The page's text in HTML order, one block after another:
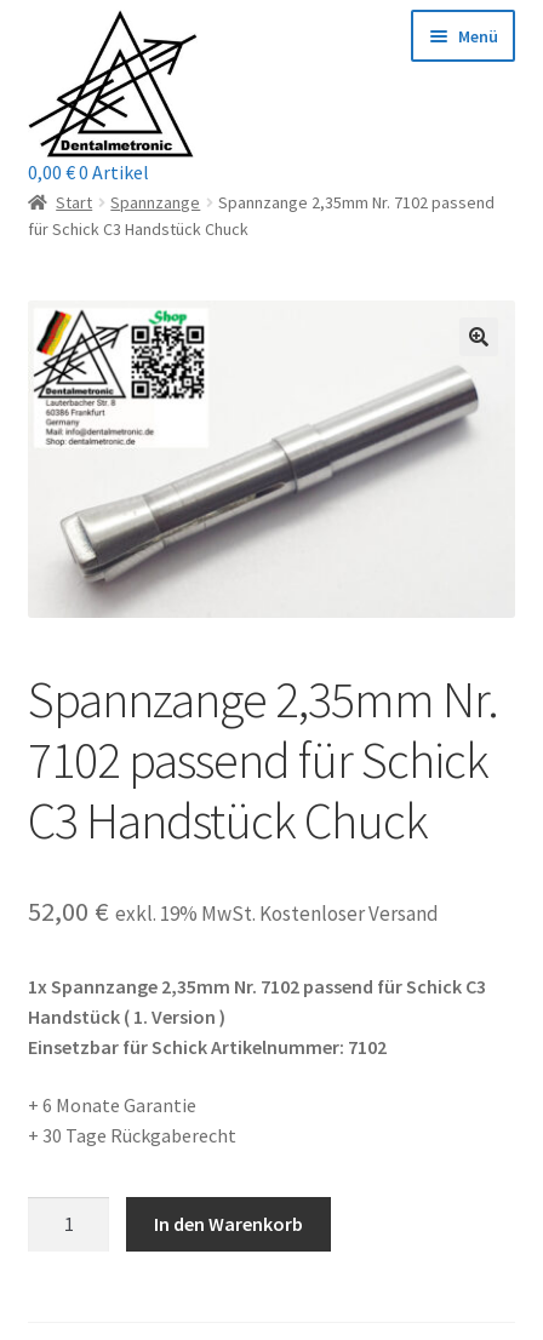
Navigation
springen
springen
Menü
Home
Mein Konto / Login
Kontakt
Reparaturservice
Wichtige Infos
Unsere Firma
Stellenangebote
0,00 €0 Artikel
Start Spannzange
Spannzange 2,35mm Nr. 7102 passend
für Schick C3 Handstück Chuck
Spannzange 2,35mm Nr.
7102 passend für Schick
C3 Handstück Chuck
52,00 € exkl. 19% MwSt. Kostenloser Versand
1x Spannzange 2,35mm Nr. 7102 passend für Schick C3
Handstück ( 1. Version )
Einsetzbar für Schick Artikelnummer: 7102
+ 6 Monate Garantie
+ 30 Tage Rückgaberecht
In den Warenkorb